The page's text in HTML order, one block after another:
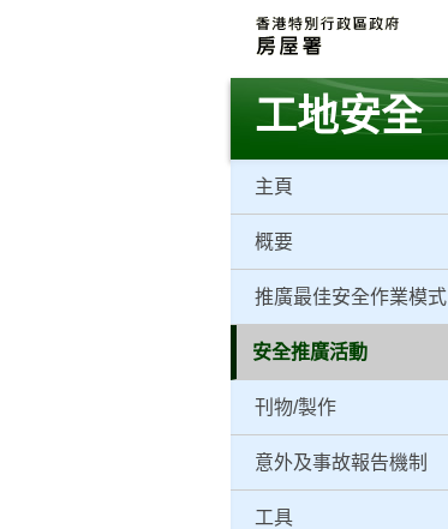
要
工地安全
主頁
概要
推廣最佳安全作業模式
安全推廣活動
刊物/製作
意外及事故報告機制
工具